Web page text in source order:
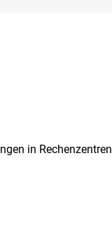
in Rechenzentren